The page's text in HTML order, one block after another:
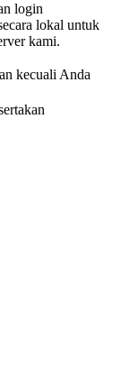
login
lokal untuk
kami.
kecuali Anda